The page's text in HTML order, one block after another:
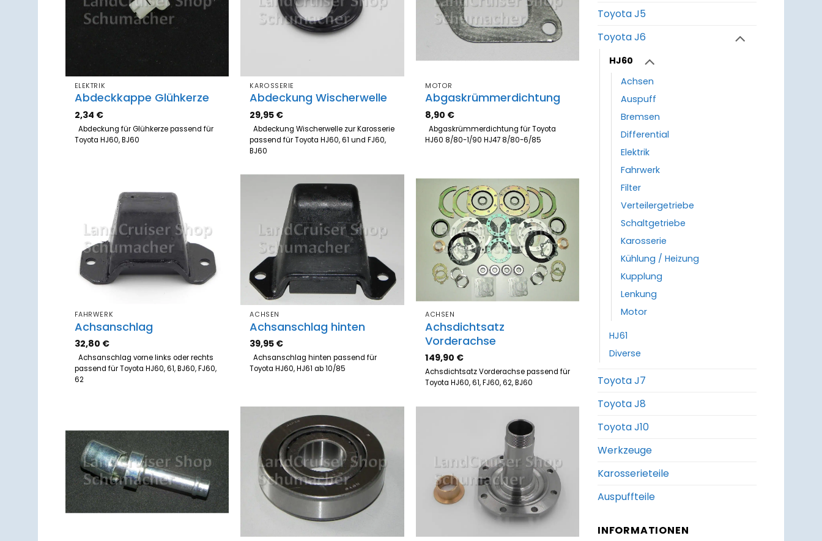
ELEKTRIK
Abdeckkappe Glühkerze
2,34 €
Abdeckung für Glühkerze passend für
Toyota HJ60, BJ60
KAROSSERIE
Abdeckung Wischerwelle
29,95 €
Abdeckung Wischerwelle zur Karosserie
passend für Toyota HJ60, 61 und FJ60,
BJ60
MOTOR
Abgaskrümmerdichtung
8,90 €
Abgaskrümmerdichtung für Toyota
HJ60 8/80-1/90 HJ47 8/80-6/85
Merkzettel
hinzufügen
FAHRWERK
Achsanschlag
32,80 €
Achsanschlag vorne links oder rechts
passend für Toyota HJ60, 61, BJ60, FJ60,
62
Merkzettel
hinzufügen
ACHSEN
Achsanschlag hinten
39,95 €
Achsanschlag hinten passend für
Toyota HJ60, HJ61 ab 10/85
Zum
Merkzettel
hinzufügen
ACHSEN
Achsdichtsatz
Vorderachse
149,90 €
Achsdichtsatz Vorderachse passend für
Toyota HJ60, 61, FJ60, 62, BJ60
Zum
Merkzettel
hinzufügen
Zum
Merkzettel
hinzufügen
Merkzettel
hinzufügen
Toyota J5
Toyota J6
HJ60
Achsen
Auspuff
Bremsen
Differential
Elektrik
Fahrwerk
Filter
Verteilergetriebe
Schaltgetriebe
Karosserie
Kühlung / Heizung
Kupplung
Lenkung
Motor
HJ61
Diverse
Toyota J7
Toyota J8
Toyota J10
Werkzeuge
Karosserieteile
Auspuffteile
INFORMATIONEN